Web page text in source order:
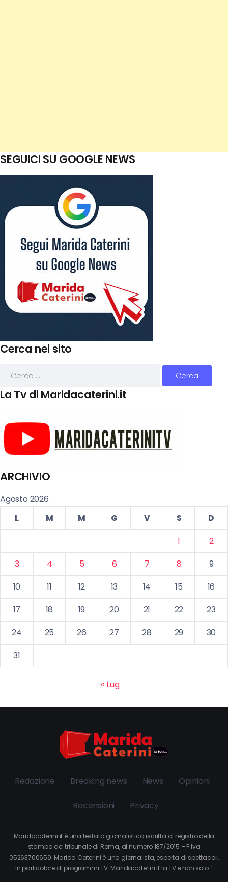
SEGUICI SU GOOGLE NEWS
Cerca nel sito
La Tv di Maridacaterini.it
ARCHIVIO
Agosto 2026
L
M M G V S
D
1
2
3
4 5 6 7 8
9
10
11 12 13 14 15
16
17
18 19 20 21 22
23
24
25 26 27 28 29
30
31
« Lug
Redazione Breaking news News Opinioni
Recensioni Privacy
Maridacaterini.it è una testata giornalistica iscritta al registro della
stampa del tribunale di Roma, al numero 187/2015 – P.Iva
05263700659. Marida Caterini è una giornalista, esperta di spettacoli,
in particolare di programmi TV. Maridacaterini.it la TV e non solo…’